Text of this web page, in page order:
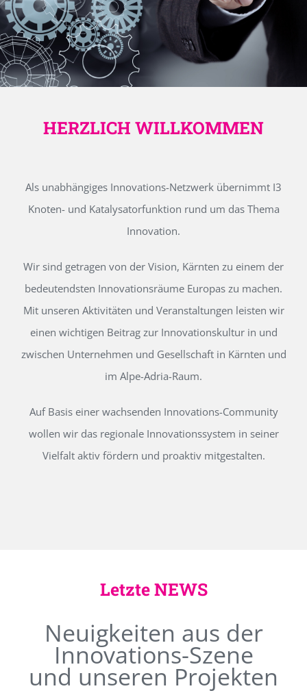
HERZLICH WILLKOMMEN
Als unabhängiges Innovations-Netzwerk übernimmt I3
Knoten- und Katalysatorfunktion rund um das Thema
Innovation.
Wir sind getragen von der Vision, Kärnten zu einem der
bedeutendsten Innovationsräume Europas zu machen.
Mit unseren Aktivitäten und Veranstaltungen leisten wir
einen wichtigen Beitrag zur Innovationskultur in und
zwischen Unternehmen und Gesellschaft in Kärnten und
im Alpe-Adria-Raum.
Auf Basis einer wachsenden Innovations-Community
wollen wir das regionale Innovationssystem in seiner
Vielfalt aktiv fördern und proaktiv mitgestalten.
Letzte NEWS
Neuigkeiten aus der
Innovations-Szene
und unseren Projekten